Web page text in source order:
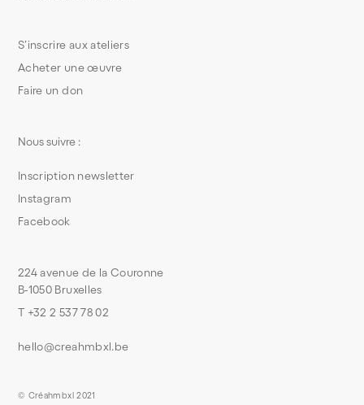
S’inscrire aux ateliers
Acheter une œuvre
Faire un don
224 avenue de la Couronne
B-1050 Bruxelles
T +32 2 537 78 02
hello@creahmbxl.be
Nous suivre :
Inscription newsletter
Instagram
Facebook
© Créahmbxl 2021